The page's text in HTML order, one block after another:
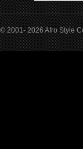
© 2001- 2026 Afro Style